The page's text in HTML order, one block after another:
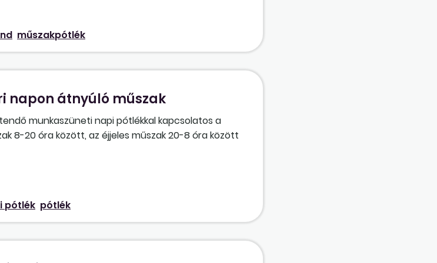
műszakpótlék
napon átnyúló műszak
munkaszüneti napi pótlékkal kapcsolatos a
8-20 óra között, az éjjeles műszak 20-8 óra között
csúsztatja el a naptártól (tehát egy
munkaszüneti napi pótlék jár a munkavállalóknak?
8-ig), nem jár neki munkaszüneti napi
8-ig), akkor 12 órányi munkaszüneti napi pótlék jár,
pótlék pótlék